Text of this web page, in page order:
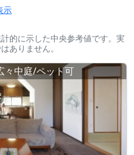
示
的に示した中央参考値です。実
ありません。
々中庭/ペット可